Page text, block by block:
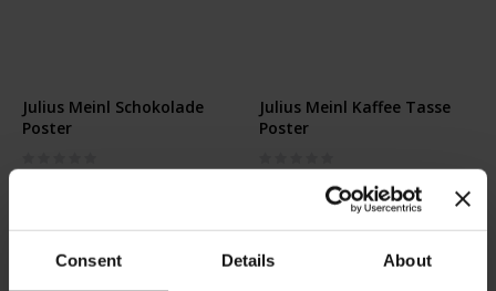
Consent Details About
Julius Meinl Schokolade
Poster
0%
In den Warenkorb
Julius Meinl Kaffee Tasse
Poster
0%
In den Warenkorb